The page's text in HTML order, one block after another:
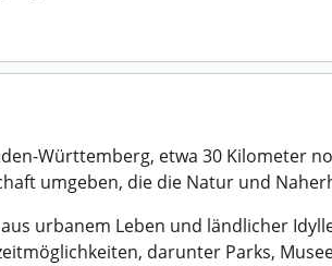
Württemberg, etwa 30 Kilometer
umgeben, die die Natur und
urbanem Leben und ländlicher
darunter Parks,